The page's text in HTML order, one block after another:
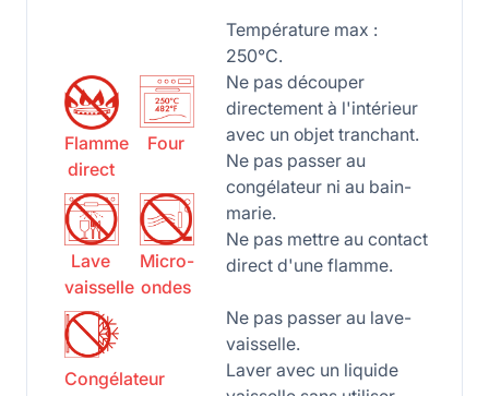
Flamme
direct
Four
Lave
vaisselle
Micro-
ondes
Congélateur
Température max :
250°C.
Ne pas découper
directement à l'intérieur
avec un objet tranchant.
Ne pas passer au
congélateur ni au bain-
marie.
Ne pas mettre au contact
direct d'une flamme.
Ne pas passer au lave-
vaisselle.
Laver avec un liquide